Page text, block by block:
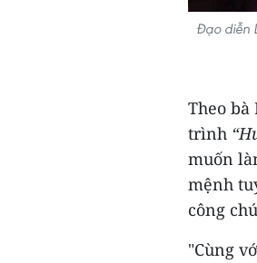
Đạo diễn
Theo bà
trình
muốn
mệnh
công
"Cùng